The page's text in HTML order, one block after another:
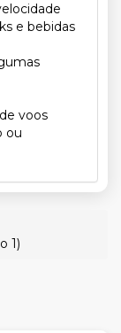
e bebidas
voos
ou
1)